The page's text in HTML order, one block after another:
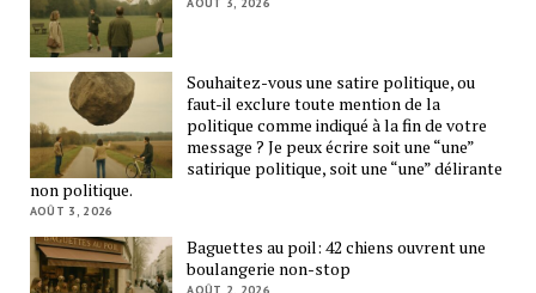
Souhaitez-vous une satire politique, ou
faut-il exclure toute mention de la
politique comme indiqué à la fin de votre
message ? Je peux écrire soit une “une”
satirique politique, soit une “une” délirante
non politique.
AOÛT 3, 2026
Baguettes au poil: 42 chiens ouvrent une
boulangerie non-stop
AOÛT 2, 2026